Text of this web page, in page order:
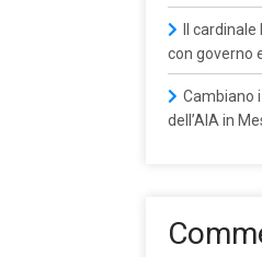
Il
con governo
Cambiano
dell’AIA in